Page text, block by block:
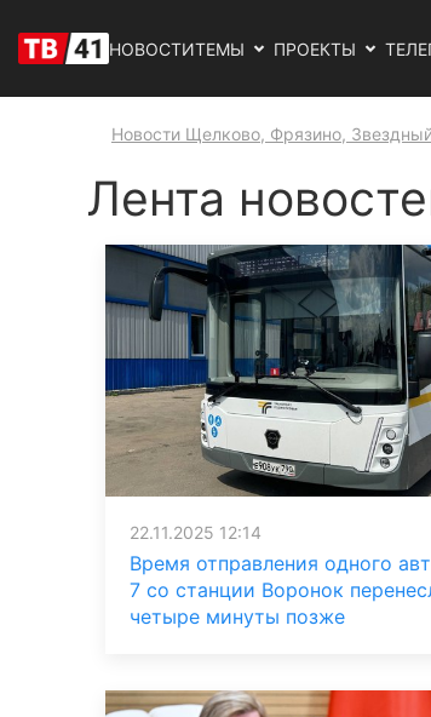
НОВОСТИТЕМЫ ПРОЕКТЫ
Новости Щелково, Фрязино,
Лента
22.11.2025 12:14
Время отправления одного
7 со станции Воронок
четыре минуты позже